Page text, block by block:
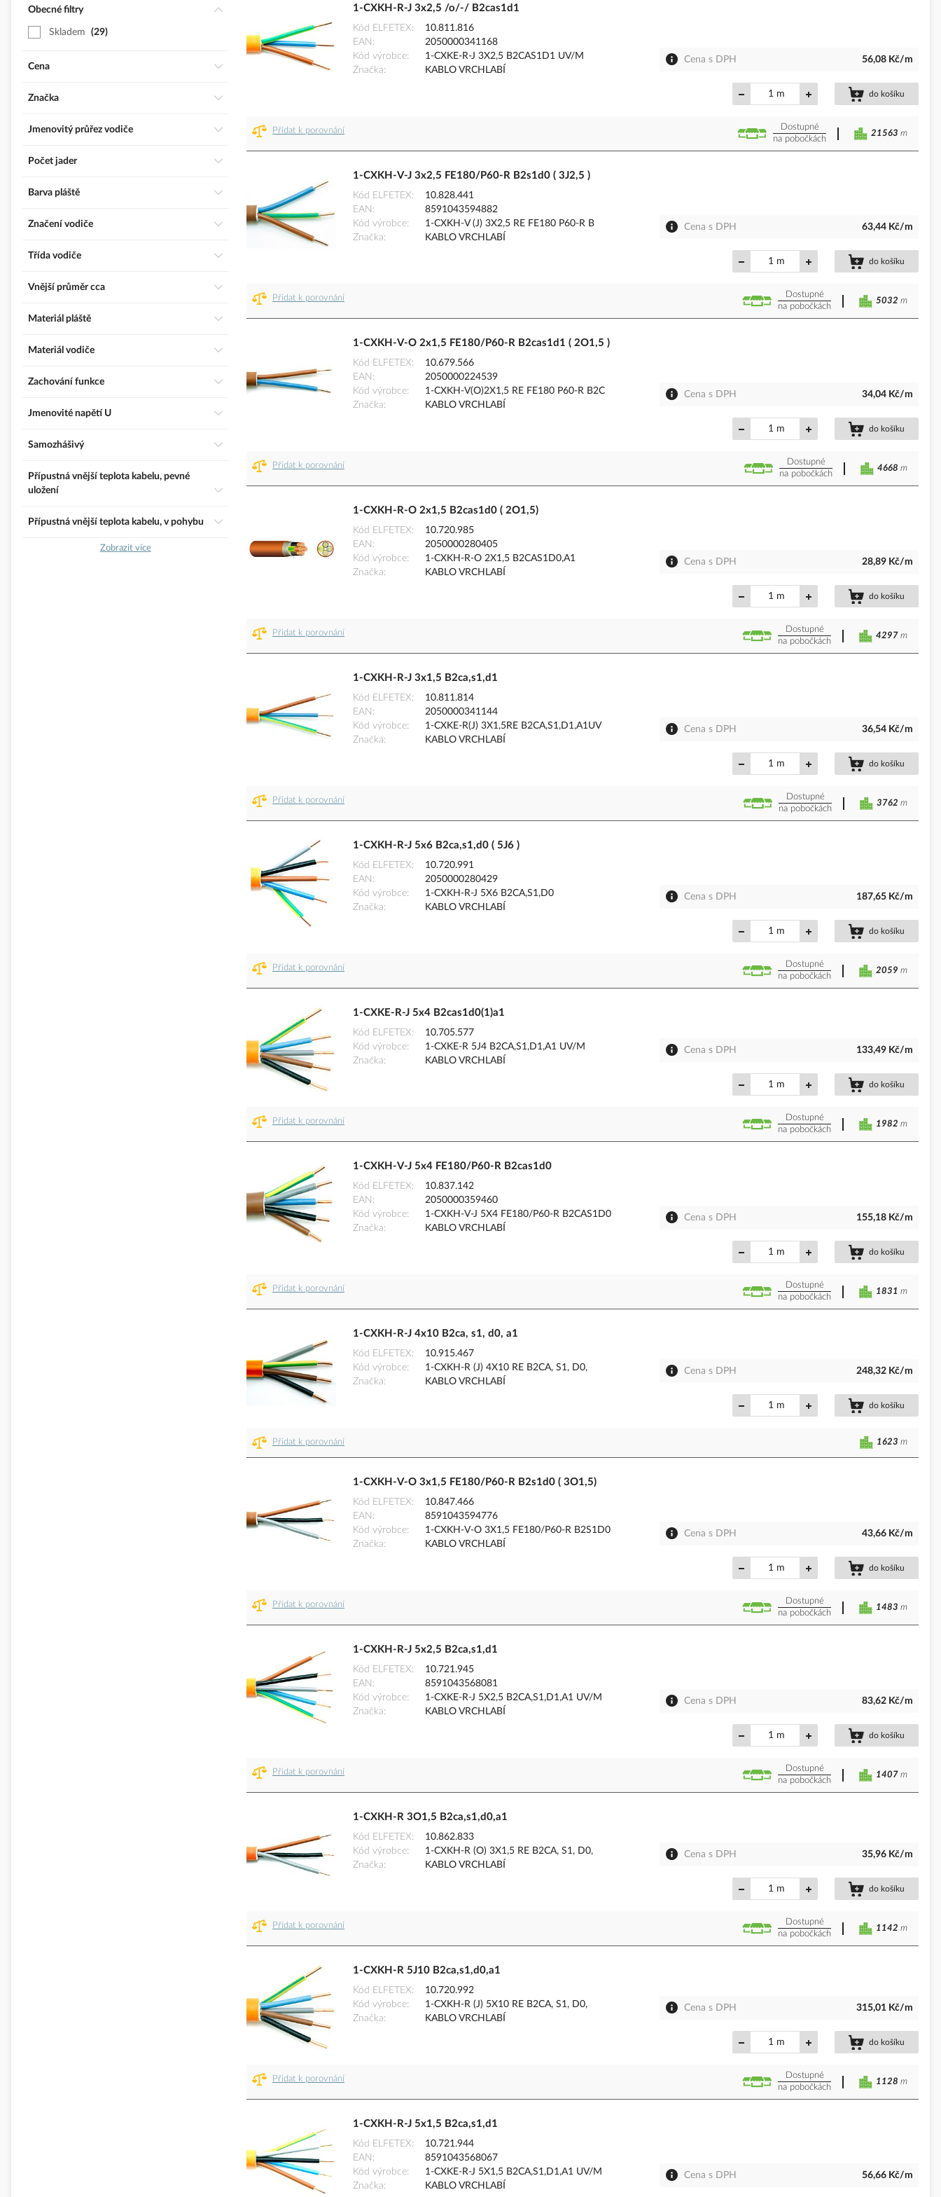
1-CXKH-R-J 3x2,5 /o/-/ B2cas1d1
Kód ELFETEX
10.811.816
EAN
2050000341168
Kód výrobce
1-CXKE-R-J 3X2,5 B2CAS1D1 UV/M
Značka
KABLO VRCHLABÍ
Cena s DPH 56,08 Kč/m
m do košíku
Přidat k porovnání
Dostupné
na pobočkách
21563 m
1-CXKH-V-J 3x2,5 FE180/P60-R B2s1d0 ( 3J2,5 )
Kód ELFETEX
10.828.441
EAN
8591043594882
Kód výrobce
1-CXKH-V (J) 3X2,5 RE FE180 P60-R B
Značka
KABLO VRCHLABÍ
Cena s DPH 63,44 Kč/m
m do košíku
Přidat k porovnání
Dostupné
na pobočkách
5032 m
1-CXKH-V-O 2x1,5 FE180/P60-R B2cas1d1 ( 2O1,5 )
Kód ELFETEX
10.679.566
EAN
2050000224539
Kód výrobce
1-CXKH-V(O)2X1,5 RE FE180 P60-R B2C
Značka
KABLO VRCHLABÍ
Cena s DPH 34,04 Kč/m
m do košíku
Přidat k porovnání
Dostupné
na pobočkách
4668 m
1-CXKH-R-O 2x1,5 B2cas1d0 ( 2O1,5)
Kód ELFETEX
10.720.985
EAN
2050000280405
Kód výrobce
1-CXKH-R-O 2X1,5 B2CAS1D0,A1
Značka
KABLO VRCHLABÍ
Cena s DPH 28,89 Kč/m
m do košíku
Přidat k porovnání
Dostupné
na pobočkách
4297 m
1-CXKH-R-J 3x1,5 B2ca,s1,d1
Kód ELFETEX
10.811.814
EAN
2050000341144
Kód výrobce
1-CXKE-R(J) 3X1,5RE B2CA,S1,D1,A1UV
Značka
KABLO VRCHLABÍ
Cena s DPH 36,54 Kč/m
m do košíku
Přidat k porovnání
Dostupné
na pobočkách
3762 m
1-CXKH-R-J 5x6 B2ca,s1,d0 ( 5J6 )
Kód ELFETEX
10.720.991
EAN
2050000280429
Kód výrobce
1-CXKH-R-J 5X6 B2CA,S1,D0
Značka
KABLO VRCHLABÍ
Cena s DPH 187,65 Kč/m
m do košíku
Přidat k porovnání
Dostupné
na pobočkách
2059 m
1-CXKE-R-J 5x4 B2cas1d0(1)a1
Kód ELFETEX
10.705.577
Kód výrobce
1-CXKE-R 5J4 B2CA,S1,D1,A1 UV/M
Značka
KABLO VRCHLABÍ
Cena s DPH 133,49 Kč/m
m do košíku
Přidat k porovnání
Dostupné
na pobočkách
1982 m
1-CXKH-V-J 5x4 FE180/P60-R B2cas1d0
Kód ELFETEX
10.837.142
EAN
2050000359460
Kód výrobce
1-CXKH-V-J 5X4 FE180/P60-R B2CAS1D0
Značka
KABLO VRCHLABÍ
Cena s DPH 155,18 Kč/m
m do košíku
Přidat k porovnání
Dostupné
na pobočkách
1831 m
1-CXKH-R-J 4x10 B2ca, s1, d0, a1
Kód ELFETEX
10.915.467
Kód výrobce
1-CXKH-R (J) 4X10 RE B2CA, S1, D0,
Značka
KABLO VRCHLABÍ
Cena s DPH 248,32 Kč/m
m do košíku
Přidat k porovnání 1623 m
1-CXKH-V-O 3x1,5 FE180/P60-R B2s1d0 ( 3O1,5)
Kód ELFETEX
10.847.466
EAN
8591043594776
Kód výrobce
1-CXKH-V-O 3X1,5 FE180/P60-R B2S1D0
Značka
KABLO VRCHLABÍ
Cena s DPH 43,66 Kč/m
m do košíku
Přidat k porovnání
Dostupné
na pobočkách
1483 m
1-CXKH-R-J 5x2,5 B2ca,s1,d1
Kód ELFETEX
10.721.945
EAN
8591043568081
Kód výrobce
1-CXKE-R-J 5X2,5 B2CA,S1,D1,A1 UV/M
Značka
KABLO VRCHLABÍ
Cena s DPH 83,62 Kč/m
m do košíku
Přidat k porovnání
Dostupné
na pobočkách
1407 m
1-CXKH-R 3O1,5 B2ca,s1,d0,a1
Kód ELFETEX
10.862.833
Kód výrobce
1-CXKH-R (O) 3X1,5 RE B2CA, S1, D0,
Značka
KABLO VRCHLABÍ
Cena s DPH 35,96 Kč/m
m do košíku
Přidat k porovnání
Dostupné
na pobočkách
1142 m
1-CXKH-R 5J10 B2ca,s1,d0,a1
Kód ELFETEX
10.720.992
Kód výrobce
1-CXKH-R (J) 5X10 RE B2CA, S1, D0,
Značka
KABLO VRCHLABÍ
Cena s DPH 315,01 Kč/m
m do košíku
Přidat k porovnání
Dostupné
na pobočkách
1128 m
1-CXKH-R-J 5x1,5 B2ca,s1,d1
Kód ELFETEX
10.721.944
EAN
8591043568067
Kód výrobce
1-CXKE-R-J 5X1,5 B2CA,S1,D1,A1 UV/M
Značka
KABLO VRCHLABÍ
Cena s DPH 56,66 Kč/m
Obecné filtry
Skladem 29
Cena
Značka
Jmenovitý průřez vodiče
Počet jader
Barva pláště
Značení vodiče
Třída vodiče
Vnější průměr cca
Materiál pláště
Materiál vodiče
Zachování funkce
Jmenovité napětí U
Samozhášivý
Přípustná vnější teplota kabelu, pevné
uložení
Přípustná vnější teplota kabelu, v pohybu
Zobrazit více